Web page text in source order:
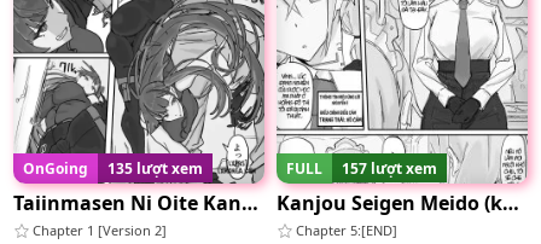
OnGoing 135 lượt xem
Taiinmasen Ni Oite Kankaku Shadan Fuda Wa Hissu No Taisaku Desu
Chapter 1 [Version 2]
FULL 157 lượt xem
Kanjou Seigen Meido (kari)
Chapter 5:[END]